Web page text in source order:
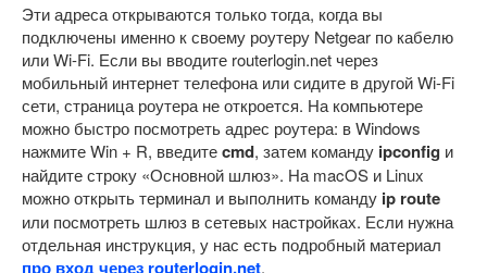
Эти адреса открываются только тогда, когда вы
подключены именно к своему роутеру Netgear по кабелю
или Wi-Fi. Если вы вводите routerlogin.net через
мобильный интернет телефона или сидите в другой Wi-Fi
сети, страница роутера не откроется. На компьютере
можно быстро посмотреть адрес роутера: в Windows
нажмите Win + R, введитеcmd, затем команду ipconfig и
найдите строку «Основной шлюз». На macOS и Linux
можно открыть терминал и выполнить команду ip route
или посмотреть шлюз в сетевых настройках. Если нужна
отдельная инструкция, у нас есть подробный материал
про вход через routerlogin.net.